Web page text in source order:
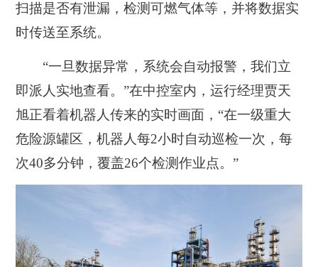
扫描是否有泄漏，检测可燃气体等，并将数据实
时传送至系统。
“一旦数据异常，系统会自动报警，我们立
即派人实地查看。”在中控室内，运行经理贾天
旭正看着机器人传来的实时画面，“在一级重大
危险源罐区，机器人每2小时自动巡检一次，每
次40多分钟，覆盖26个检测作业点。”